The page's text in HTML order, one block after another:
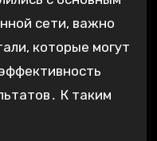
сети, важно
которые могут
К таким